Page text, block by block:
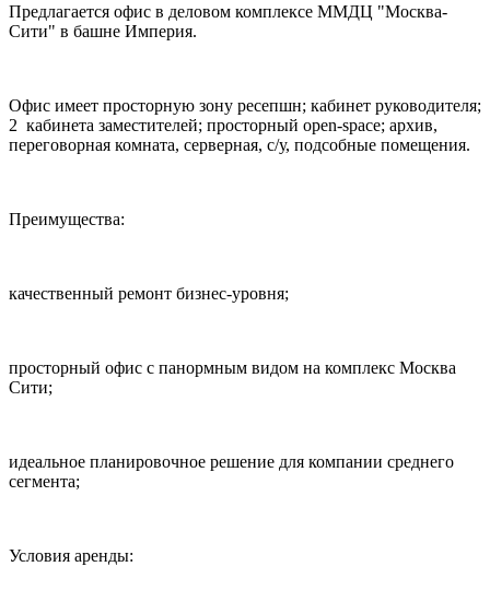
Предлагается офис в деловом комплексе ММДЦ "Москва-
Сити" в башне Империя.
Офис имеет просторную зону ресепшн; кабинет руководителя;
2 кабинета заместителей; просторный open-space; архив,
переговорная комната, серверная, с/у, подсобные помещения.
Преимущества:
качественный ремонт бизнес-уровня;
просторный офис с панормным видом на комплекс Москва
Сити;
идеальное планировочное решение для компании среднего
сегмента;
Условия аренды: